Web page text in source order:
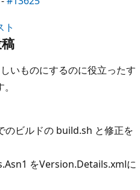
ト
いものにするのに役立ったす
のビルドの build.sh と修正を
をVersion.Details.xmlに